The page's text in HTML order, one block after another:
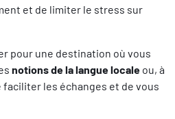
et de limiter le stress sur
pour une destination où vous
notions de la langue locale ou, à
faciliter les échanges et de vous